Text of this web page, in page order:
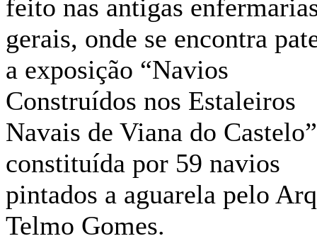
feito nas antigas
gerais, onde se encontra
a exposição “Navios
Construídos nos Estaleiros
Navais de Viana do
constituída por 59 navios
pintados a aguarela pelo
Telmo Gomes.